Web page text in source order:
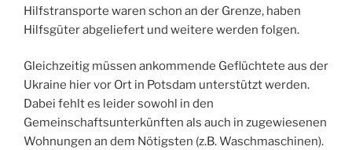
Hilfstransporte waren schon an der Grenze, haben
Hilfsgüter abgeliefert und weitere werden folgen.
Gleichzeitig müssen ankommende Geflüchtete aus der
Ukraine hier vor Ort in Potsdam unterstützt werden.
Dabei fehlt es leider sowohl in den
Gemeinschaftsunterkünften als auch in zugewiesenen
Wohnungen an dem Nötigsten (z.B. Waschmaschinen).